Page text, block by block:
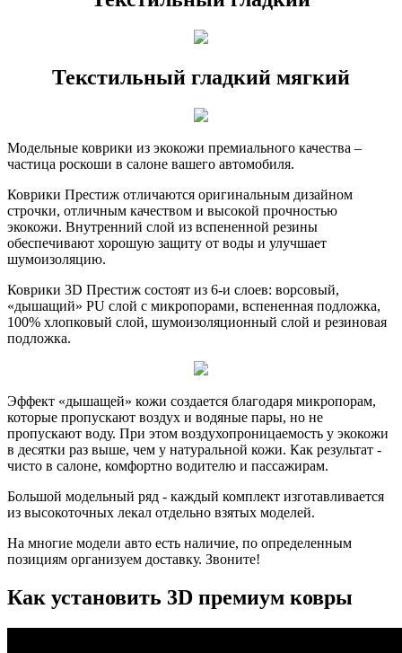
Текстильный гладкий мягкий
Модельные коврики из экокожи премиального качества –
частица роскоши в салоне вашего автомобиля.
Коврики Престиж отличаются оригинальным дизайном
строчки, отличным качеством и высокой прочностью
экокожи. Внутренний слой из вспененной резины
обеспечивают хорошую защиту от воды и улучшает
шумоизоляцию.
Коврики 3D Престиж состоят из 6-и слоев: ворсовый,
«дышащий» PU слой с микропорами, вспененная подложка,
100% хлопковый слой, шумоизоляционный слой и резиновая
подложка.
Эффект «дышащей» кожи создается благодаря микропорам,
которые пропускают воздух и водяные пары, но не
пропускают воду. При этом воздухопроницаемость у экокожи
в десятки раз выше, чем у натуральной кожи. Как результат -
чисто в салоне, комфортно водителю и пассажирам.
Большой модельный ряд - каждый комплект изготавливается
из высокоточных лекал отдельно взятых моделей.
На многие модели авто есть наличие, по определенным
позициям организуем доставку. Звоните!
Как установить 3D премиум ковры